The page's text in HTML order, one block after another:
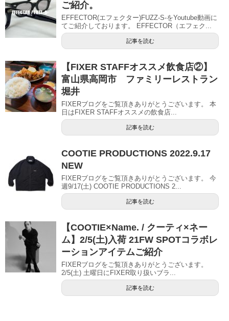
ご紹介。
EFFECTOR(エフェクター)FUZZ-S-をYoutube動画に
てご紹介しております。 EFFECTOR（エフェク...
記事を読む
【FIXER STAFFオススメ飲食店②】
富山県高岡市 ファミリーレストラン
堀井
FIXERブログをご覧頂きありがとうございます。 本
日はFIXER STAFFオススメの飲食店...
記事を読む
COOTIE PRODUCTIONS 2022.9.17
NEW
FIXERブログをご覧頂きありがとうございます。 今
週9/17(土) COOTIE PRODUCTIONS 2...
記事を読む
【COOTIE×Name. / クーティ×ネー
ム】2/5(土)入荷 21FW SPOTコラボレ
ーションアイテムご紹介
FIXERブログをご覧頂きありがとうございます。
2/5(土) 土曜日にFIXER取り扱いブラ...
記事を読む